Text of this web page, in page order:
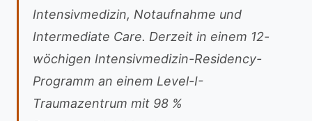
Intensivmedizin, Notaufnahme und
Intermediate Care. Derzeit in einem 12-
wöchigen Intensivmedizin-Residency-
Programm an einem Level-I-
Traumazentrum mit 98 %